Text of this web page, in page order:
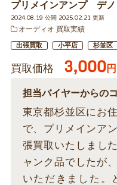
プリメインアンプ デ
2024.08.19 公開 2025.02.21 更新
オーディオ 買取実績
出張買取 小平店 杉並区
買取価格 3,000円
担当バイヤーからの
東京都杉並区にお
で、プリメインア
張買取いたしまし
ャンク品でしたが
いただきました。